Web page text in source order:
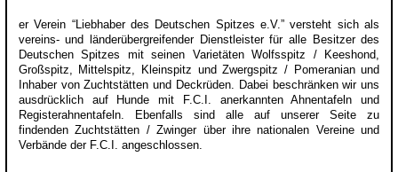
er Verein “Liebhaber des Deutschen Spitzes e.V.” versteht sich als
vereins- und länderübergreifender Dienstleister für alle Besitzer des
Deutschen Spitzes mit seinen Varietäten Wolfsspitz / Keeshond,
Großspitz, Mittelspitz, Kleinspitz und Zwergspitz / Pomeranian und
Inhaber von Zuchtstätten und Deckrüden. Dabei beschränken wir uns
ausdrücklich auf Hunde mit F.C.I. anerkannten Ahnentafeln und
Registerahnentafeln. Ebenfalls sind alle auf unserer Seite zu
findenden Zuchtstätten / Zwinger über ihre nationalen Vereine und
Verbände der F.C.I. angeschlossen.